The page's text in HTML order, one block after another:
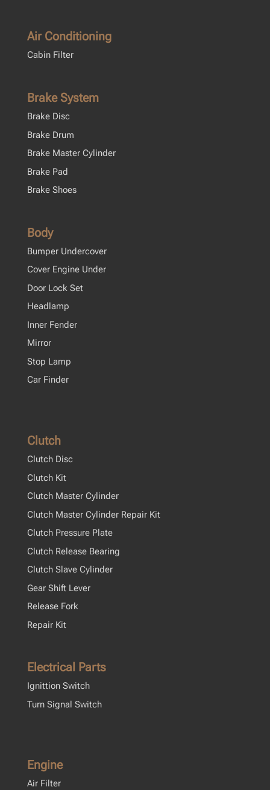
Air Conditioning
Cabin Filter
Brake System
Brake Disc
Brake Drum
Brake Master Cylinder
Brake Pad
Brake Shoes
Body
Bumper Undercover
Cover Engine Under
Door Lock Set
Headlamp
Inner Fender
Mirror
Stop Lamp
Car Finder
Clutch
Clutch Disc
Clutch Kit
Clutch Master Cylinder
Clutch Master Cylinder Repair Kit
Clutch Pressure Plate
Clutch Release Bearing
Clutch Slave Cylinder
Gear Shift Lever
Release Fork
Repair Kit
Electrical Parts
Ignittion Switch
Turn Signal Switch
Engine
Air Filter